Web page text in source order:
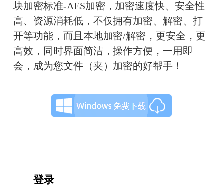
块加密标准-AES加密，加密速度快、安全性
高、资源消耗低，不仅拥有加密、解密、打
开等功能，而且本地加密/解密，更安全，更
高效，同时界面简洁，操作方便，一用即
会，成为您文件（夹）加密的好帮手！
登录